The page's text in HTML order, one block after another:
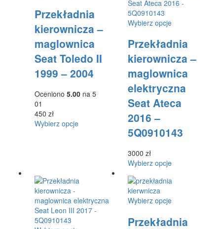
ma
wariantów.
Opcje
wybrać
na
produktu
Przekładnia
kierownicza –
maglownica
Seat Toledo II
1999 – 2004
Oceniono 5.00 na 5
01
450 zł
Wybierz opcjeTen
można
na
stronie
Wybierz opcjeTen
ma
wariantów.
Opcje
wybrać
na
Przekładnia
kierownicza –
maglownica
elektryczna
Seat Ateca
2016 –
5Q0910143
3000 zł
Wybierz opcjeTen
ma
wariantów.
można
Wybierz opcjeTen
ma
Przekładnia